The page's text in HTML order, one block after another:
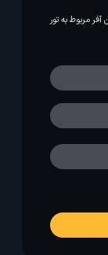
مربوط به تور